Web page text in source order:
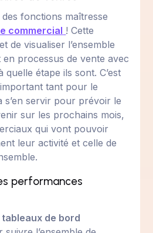
fonctions maîtresse
commercial ! Cette
de visualiser l’ensemble
processus de vente avec
étape ils sont. C’est
tant pour le
s’en servir pour prévoir le
sur les prochains mois,
qui vont pouvoir
leur activité et celle de
performances
tableaux de bord